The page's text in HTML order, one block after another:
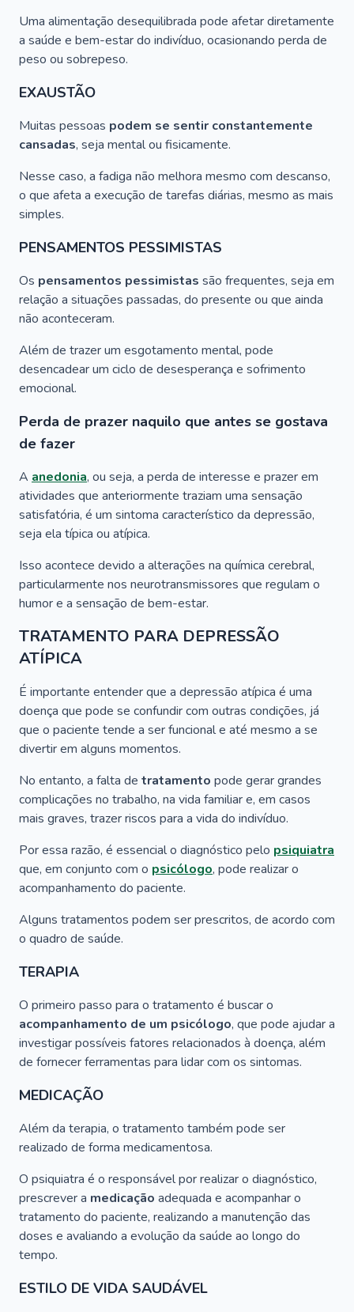
Uma alimentação desequilibrada pode afetar diretamente
a saúde e bem-estar do indivíduo, ocasionando perda de
peso ou sobrepeso.
EXAUSTÃO
Muitas pessoas podem se sentir constantemente
cansadas, seja mental ou fisicamente.
Nesse caso, a fadiga não melhora mesmo com descanso,
o que afeta a execução de tarefas diárias, mesmo as mais
simples.
PENSAMENTOS PESSIMISTAS
Os pensamentos pessimistas são frequentes, seja em
relação a situações passadas, do presente ou que ainda
não aconteceram.
Além de trazer um esgotamento mental, pode
desencadear um ciclo de desesperança e sofrimento
emocional.
Perda de prazer naquilo que antes se gostava
de fazer
A anedonia, ou seja, a perda de interesse e prazer em
atividades que anteriormente traziam uma sensação
satisfatória, é um sintoma característico da depressão,
seja ela típica ou atípica.
Isso acontece devido a alterações na química cerebral,
particularmente nos neurotransmissores que regulam o
humor e a sensação de bem-estar.
TRATAMENTO PARA DEPRESSÃO
ATÍPICA
É importante entender que a depressão atípica é uma
doença que pode se confundir com outras condições, já
que o paciente tende a ser funcional e até mesmo a se
divertir em alguns momentos.
No entanto, a falta de tratamento pode gerar grandes
complicações no trabalho, na vida familiar e, em casos
mais graves, trazer riscos para a vida do indivíduo.
Por essa razão, é essencial o diagnóstico pelo psiquiatra
que, em conjunto com o psicólogo, pode realizar o
acompanhamento do paciente.
Alguns tratamentos podem ser prescritos, de acordo com
o quadro de saúde.
TERAPIA
O primeiro passo para o tratamento é buscar o
acompanhamento de um psicólogo, que pode ajudar a
investigar possíveis fatores relacionados à doença, além
de fornecer ferramentas para lidar com os sintomas.
MEDICAÇÃO
Além da terapia, o tratamento também pode ser
realizado de forma medicamentosa.
O psiquiatra é o responsável por realizar o diagnóstico,
prescrever a medicação adequada e acompanhar o
tratamento do paciente, realizando a manutenção das
doses e avaliando a evolução da saúde ao longo do
tempo.
ESTILO DE VIDA SAUDÁVEL